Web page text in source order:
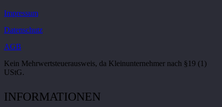
Impressum
Datenschutz
AGB
Kein Mehrwertsteuerausweis, da Kleinunternehmer nach §19 (1)
UStG.
INFORMATIONEN